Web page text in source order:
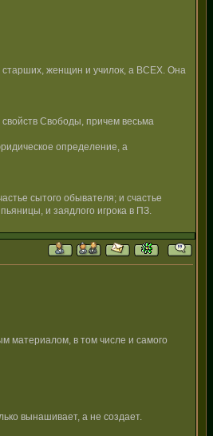
старших, женщин и училок, а ВСЕХ. Она
Свободы, причем весьма
определение, а
сытого обывателя; и счастье
и заядлого игрока в ПЗ.
материалом, в том числе и самого
вынашивает, а не создает.